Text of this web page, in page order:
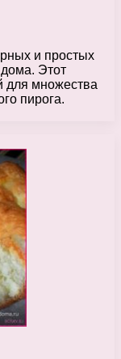
и простых
Этот
для множества
пирога.